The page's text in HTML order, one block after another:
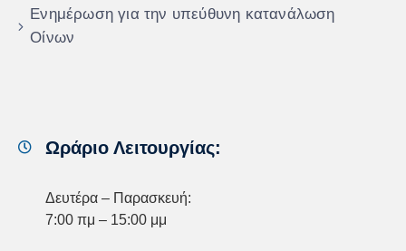
Ενημέρωση για την υπεύθυνη κατανάλωση
Οίνων
Ωράριο Λειτουργίας:
Δευτέρα – Παρασκευή:
7:00 πμ – 15:00 μμ